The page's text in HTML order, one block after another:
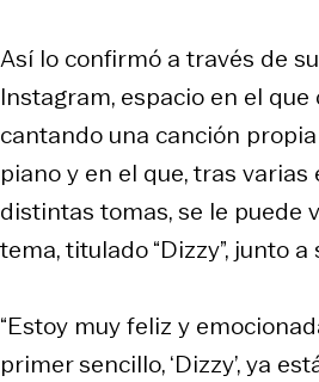
Así lo confirmó a través de
Instagram, espacio en el
cantando una canción
piano y en el que, tras varias
distintas tomas, se le puede
tema, titulado “Dizzy”, junto a
“Estoy muy feliz y
primer sencillo, ‘Dizzy’, ya